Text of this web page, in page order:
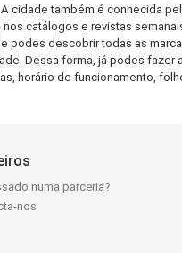
também é conhecida
catálogos e revistas
descobrir todas as
Dessa forma, já podes
horário de funcionamento,
numa parceria?
nos